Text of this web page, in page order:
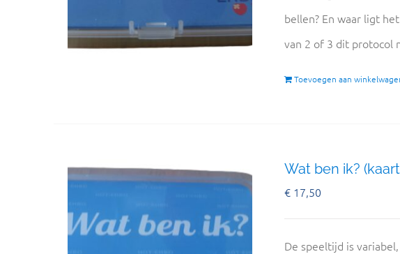
bellen? En waar ligt
van 2 of 3 dit protocol
Toevoegen aan
Wat ben ik?
€17,50
De speeltijd is